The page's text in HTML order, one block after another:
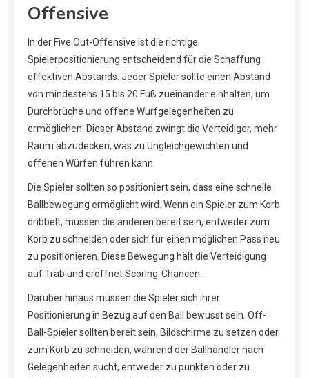
Offensive
In der Five Out-Offensive ist die richtige
Spielerpositionierung entscheidend für die Schaffung
effektiven Abstands. Jeder Spieler sollte einen Abstand
von mindestens 15 bis 20 Fuß zueinander einhalten, um
Durchbrüche und offene Wurfgelegenheiten zu
ermöglichen. Dieser Abstand zwingt die Verteidiger, mehr
Raum abzudecken, was zu Ungleichgewichten und
offenen Würfen führen kann.
Die Spieler sollten so positioniert sein, dass eine schnelle
Ballbewegung ermöglicht wird. Wenn ein Spieler zum Korb
dribbelt, müssen die anderen bereit sein, entweder zum
Korb zu schneiden oder sich für einen möglichen Pass neu
zu positionieren. Diese Bewegung hält die Verteidigung
auf Trab und eröffnet Scoring-Chancen.
Darüber hinaus müssen die Spieler sich ihrer
Positionierung in Bezug auf den Ball bewusst sein. Off-
Ball-Spieler sollten bereit sein, Bildschirme zu setzen oder
zum Korb zu schneiden, während der Ballhandler nach
Gelegenheiten sucht, entweder zu punkten oder zu